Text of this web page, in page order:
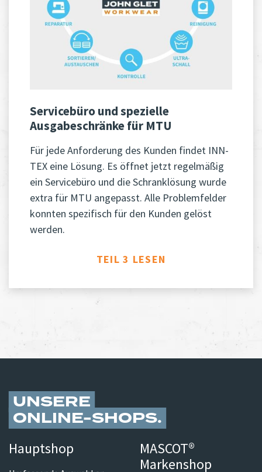
Servicebüro und spezielle
Ausgabeschränke für MTU
Für jede Anforderung des Kunden findet INN-
TEX eine Lösung. Es öffnet jetzt regelmäßig
ein Servicebüro und die Schranklösung wurde
extra für MTU angepasst. Alle Problemfelder
konnten spezifisch für den Kunden gelöst
werden.
TEIL 3 LESEN
UNSERE
ONLINE-SHOPS
Hauptshop
MASCOT®
Markenshop